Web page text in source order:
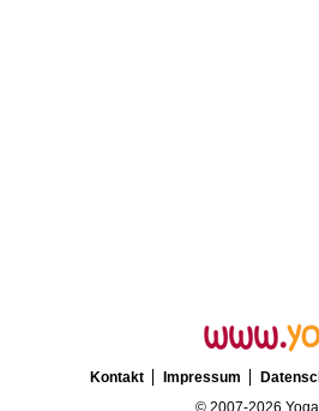
Kontakt Impressum
© 2007-2026